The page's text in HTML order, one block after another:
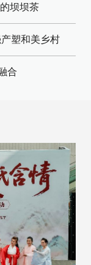
坝坝茶
塑和美乡村
合